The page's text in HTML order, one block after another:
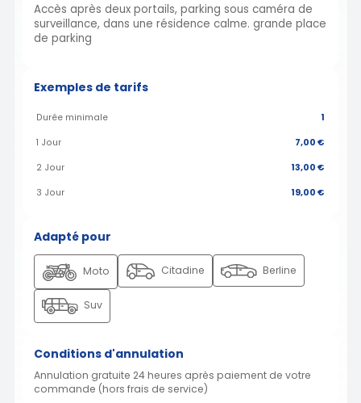
Accès après deux portails, parking sous caméra de
surveillance, dans une résidence calme. grande place
de parking
Exemples de tarifs
Durée minimale 1
1 Jour 7,00 €
2 Jour 13,00 €
3 Jour 19,00 €
Adapté pour
Moto Citadine Berline
Suv
Conditions d'annulation
Annulation gratuite 24 heures après paiement de votre
commande (hors frais de service)